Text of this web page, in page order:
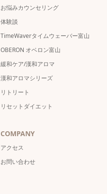
お悩みカウンセリング
体験談
TimeWaverタイムウェーバー富山
OBERON オベロン富山
緩和ケア/漢和アロマ
漢和アロマシリーズ
リトリート
リセットダイエット
COMPANY
アクセス
お問い合わせ